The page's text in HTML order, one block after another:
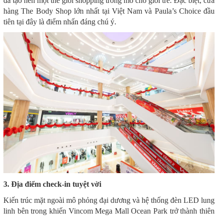
hàng The Body Shop lớn nhất tại Việt Nam và Paula’s Choice đầu
tiên tại đây là điểm nhấn đáng chú ý.
3. Địa điểm check-in tuyệt vời
Kiến trúc mặt ngoài mô phỏng đại dương và hệ thống đèn LED lung
linh bên trong khiến Vincom Mega Mall Ocean Park trở thành thiên